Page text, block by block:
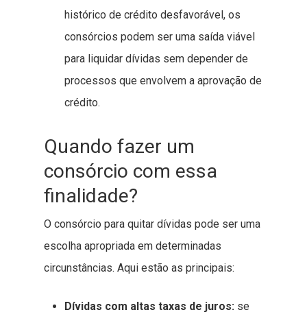
histórico de crédito desfavorável, os
consórcios podem ser uma saída viável
para liquidar dívidas sem depender de
processos que envolvem a aprovação de
crédito.
Quando fazer um
consórcio com essa
finalidade?
O consórcio para quitar dívidas pode ser uma
escolha apropriada em determinadas
circunstâncias. Aqui estão as principais:
Dívidas com altas taxas de juros: se